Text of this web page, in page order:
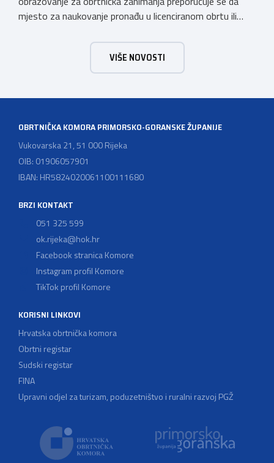
mjesto za naukovanje pronađu u licenciranom obrtu ili
koji još nemaju licenciju da pokrenu postupak
licenciranja kako bi budućim učenicima omogućili
kvalitetno i sigurno stjecanje praktičnih znanja, a
VIŠE NOVOSTI
OBRTNIČKA KOMORA PRIMORSKO-GORANSKE ŽUPANIJE
Vukovarska 21, 51 000 Rijeka
OIB: 01906057901
IBAN: HR5824020061100111680
BRZI KONTAKT
051 325 599
ok.rijeka@hok.hr
Facebook stranica Komore
Instagram profil Komore
TikTok profil Komore
KORISNI LINKOVI
Hrvatska obrtnička komora
Obrtni registar
Sudski registar
FINA
Upravni odjel za turizam, poduzetništvo i ruralni razvoj PGŽ